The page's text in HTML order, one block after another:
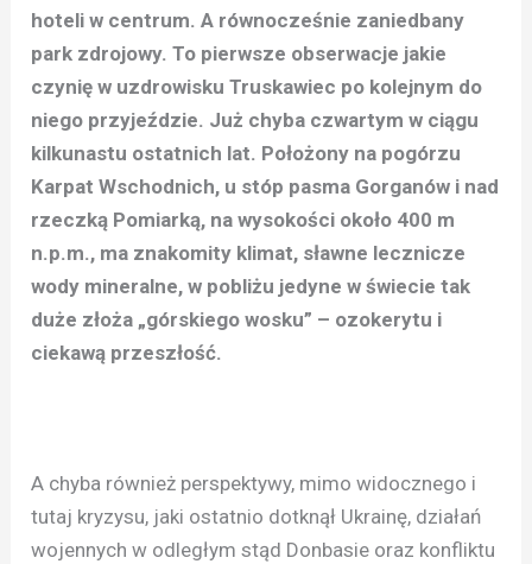
hoteli w centrum. A równocześnie zaniedbany
park zdrojowy. To pierwsze obserwacje jakie
czynię w uzdrowisku Truskawiec po kolejnym do
niego przyjeździe. Już chyba czwartym w ciągu
kilkunastu ostatnich lat. Położony na pogórzu
Karpat Wschodnich, u stóp pasma Gorganów i nad
rzeczką Pomiarką, na wysokości około 400 m
n.p.m., ma znakomity klimat, sławne lecznicze
wody mineralne, w pobliżu jedyne w świecie tak
duże złoża „górskiego wosku” – ozokerytu i
ciekawą przeszłość.
A chyba również perspektywy, mimo widocznego i
tutaj kryzysu, jaki ostatnio dotknął Ukrainę, działań
wojennych w odległym stąd Donbasie oraz konfliktu